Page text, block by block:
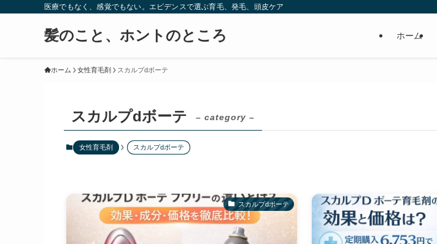
医療でもなく、感覚でもない。エビデンスで選ぶ育毛、発毛、頭皮ケア
髪のこと、ホントのところ ホーム
ホーム 女性育毛剤 スカルプdボーテ
スカルプdボーテ – category –
女性育毛剤 スカルプdボーテ
スカルプdボーテ